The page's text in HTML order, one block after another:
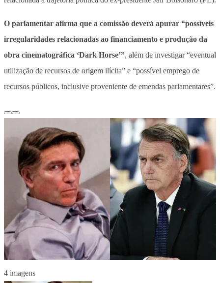
O parlamentar afirma que a comissão deverá apurar “possíveis
irregularidades relacionadas ao financiamento e produção da
obra cinematográfica ‘Dark Horse’”, além de investigar “eventual
utilização de recursos de origem ilícita” e “possível emprego de
recursos públicos, inclusive proveniente de emendas parlamentares”.
4 imagens